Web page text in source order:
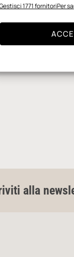
1771 fornitoriPer
alla